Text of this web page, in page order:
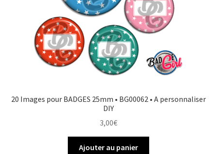
20 Images pour BADGES 25mm • BG00062 • A personnaliser
DIY
3,00€
Ajouter au panier